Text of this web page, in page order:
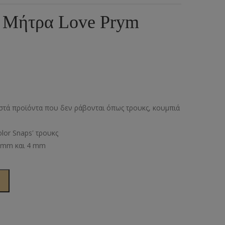
Ζώνες
Μήτρα Love Prym
προϊόντα που δεν ράβονται όπως τρουκς, κουμπιά
Snapsʹ τρουκς
και 4 mm